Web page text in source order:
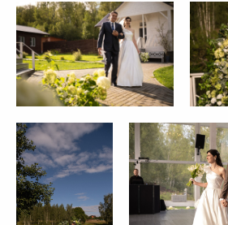
Отправить
Нажимая на кнопку, вы даете согласие на
обработку персональных данных и соглашаетесь
c политикой конфиденциальности.